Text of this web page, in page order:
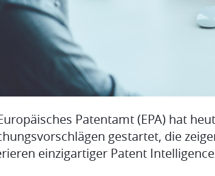
Patentamt (EPA) hat
gestartet, die
einzigartiger Patent